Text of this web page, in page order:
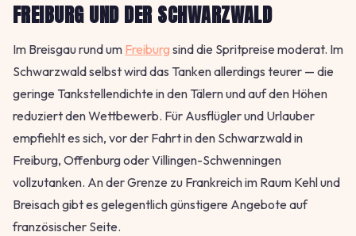
FREIBURG UND DER SCHWARZWALD
Im Breisgau rund um Freiburg sind die Spritpreise moderat. Im
Schwarzwald selbst wird das Tanken allerdings teurer — die
geringe Tankstellendichte in den Tälern und auf den Höhen
reduziert den Wettbewerb. Für Ausflügler und Urlauber
empfiehlt es sich, vor der Fahrt in den Schwarzwald in
Freiburg, Offenburg oder Villingen-Schwenningen
vollzutanken. An der Grenze zu Frankreich im Raum Kehl und
Breisach gibt es gelegentlich günstigere Angebote auf
französischer Seite.